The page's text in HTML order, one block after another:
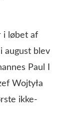
i løbet af
august blev
Paul I
Wojtyła
ikke-